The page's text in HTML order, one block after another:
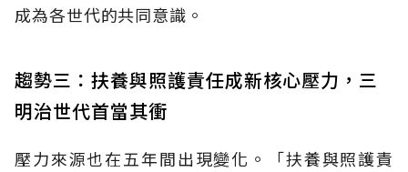
成為各世代的共同意識。
趨勢三：扶養與照護責任成新核心壓力，三
明治世代首當其衝
壓力來源也在五年間出現變化。「扶養與照護責